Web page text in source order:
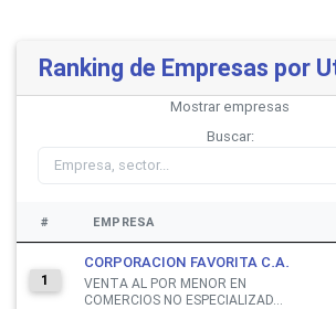
Ranking de Empresas por
Mostrar empresas
Buscar:
# EMPRESA
1
CORPORACION FAVORITA C.A.
VENTA AL POR MENOR EN
COMERCIOS NO ESPECIALIZAD...